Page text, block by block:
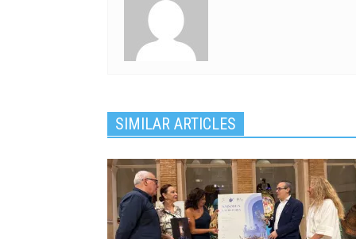
SIMILAR ARTICLES